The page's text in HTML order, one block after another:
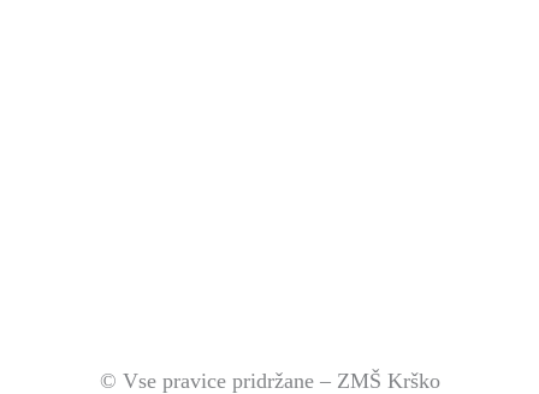
© Vse pravice pridržane – ZMŠ Krško